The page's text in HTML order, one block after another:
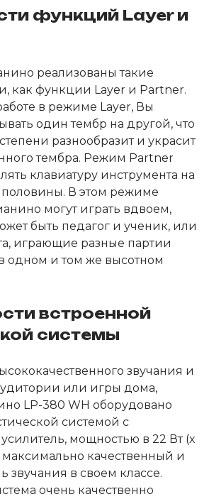
функций Layer и
реализованы такие
как функции Layer и Partner.
в режиме Layer, Вы
один тембр на другой, что
разнообразит и украсит
тембра. Режим Partner
клавиатуру инструмента на
В этом режиме
могут играть вдвоем,
быть педагог и ученик, или
играющие разные партии
одном и том же высотном
встроенной
системы
звучания и
или игры дома,
LP-380 WH оборудовано
системой с
мощностью в 22 Вт (x
максимально качественный и
звучания в своем классе.
очень качественно